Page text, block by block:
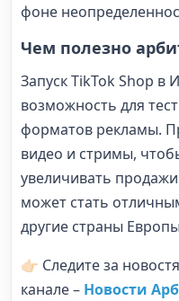
фоне
Чем полезно
Запуск TikTok Shop
возможность для
форматов рекламы.
видео и стримы,
увеличивать
может стать
другие страны
👉🏻 Следите за
канале – Новости